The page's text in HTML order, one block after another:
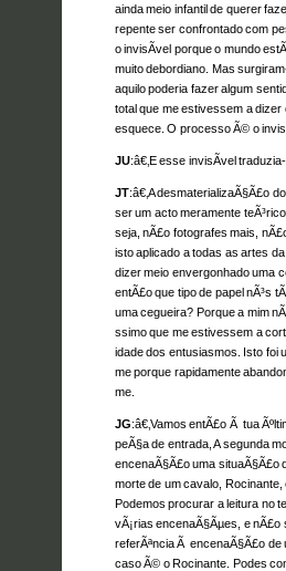
ainda meio infantil de querer
repente ser confrontado com
o invisÃ­vel porque o mundo
muito debordiano. Mas
aquilo poderia fazer algum
total que me estivessem a
esquece. O processo Ã© o
JU:â€‚E esse invisÃ­vel
JT:â€‚A desmaterializaÃ§Ã£o
ser um acto meramente
seja, nÃ£o fotografes mais,
isto aplicado a todas as artes
dizer meio envergonhado uma
entÃ£o que tipo de papel nÃ³s
uma cegueira? Porque a mim
ssimo que me estivessem a
idade dos entusiasmos. Isto foi
me porque rapidamente
me.
JG:â€‚Vamos entÃ£o Ã tua
peÃ§a de entrada, A segunda
encenaÃ§Ã£o uma situaÃ§Ã£o
morte de um cavalo,
Podemos procurar a leitura no
vÃ¡rias encenaÃ§Ãµes, e
referÃªncia Ã encenaÃ§Ã£o
caso Ã© o Rocinante. Podes